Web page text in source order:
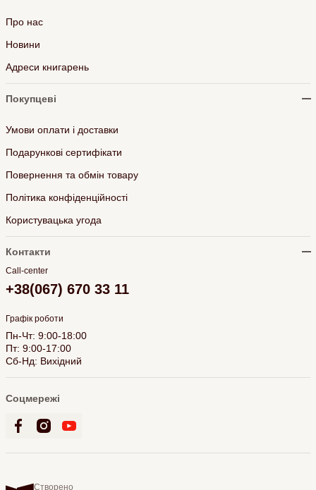
Про нас
Новини
Адреси книгарень
Покупцеві
Умови оплати і доставки
Подарункові сертифікати
Повернення та обмін товару
Політика конфіденційності
Користувацька угода
Контакти
Call-center
+38(067) 670 33 11
Графік роботи
Пн-Чт: 9:00-18:00
Пт: 9:00-17:00
Сб-Нд: Вихідний
Соцмережі
Створено